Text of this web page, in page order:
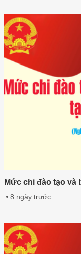
Mức chi đào tạo
8 ngày trước